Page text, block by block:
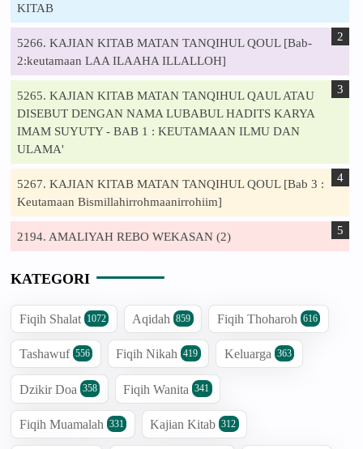
KITAB
5266. KAJIAN KITAB MATAN TANQIHUL QOUL [Bab-
2:keutamaan LAA ILAAHA ILLALLOH]
5265. KAJIAN KITAB MATAN TANQIHUL QAUL ATAU
DISEBUT DENGAN NAMA LUBABUL HADITS KARYA
IMAM SUYUTY - BAB 1 : KEUTAMAAN ILMU DAN
ULAMA'
5267. KAJIAN KITAB MATAN TANQIHUL QOUL [Bab 3 :
Keutamaan Bismillahirrohmaanirrohiim]
2194. AMALIYAH REBO WEKASAN (2)
KATEGORI
Fiqih Shalat 1072 Aqidah 859 Fiqih Thoharoh 616
Tashawuf 556 Fiqih Nikah 419 Keluarga 363
Dzikir Doa 358 Fiqih Wanita 341
Fiqih Muamalah 331 Kajian Kitab 312